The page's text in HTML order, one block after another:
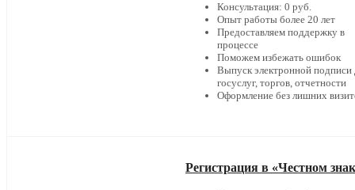
Консультация: 0 руб.
Опыт работы более 20 лет
Предоставляем поддержку в
процессе
Поможем избежать ошибок
Выпуск электронной подписи
госуслуг, торгов, отчетности
Оформление без лишних
Регистрация в «Честном